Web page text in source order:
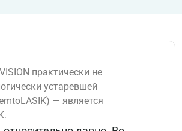
практически не
устаревшей
— является